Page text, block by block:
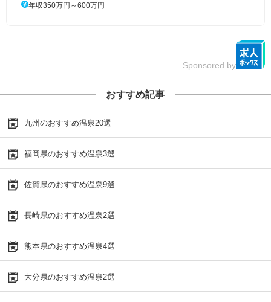
年収350万円～600万円
Sponsored by
おすすめ記事
九州のおすすめ温泉20選
福岡県のおすすめ温泉3選
佐賀県のおすすめ温泉9選
長崎県のおすすめ温泉2選
熊本県のおすすめ温泉4選
大分県のおすすめ温泉2選